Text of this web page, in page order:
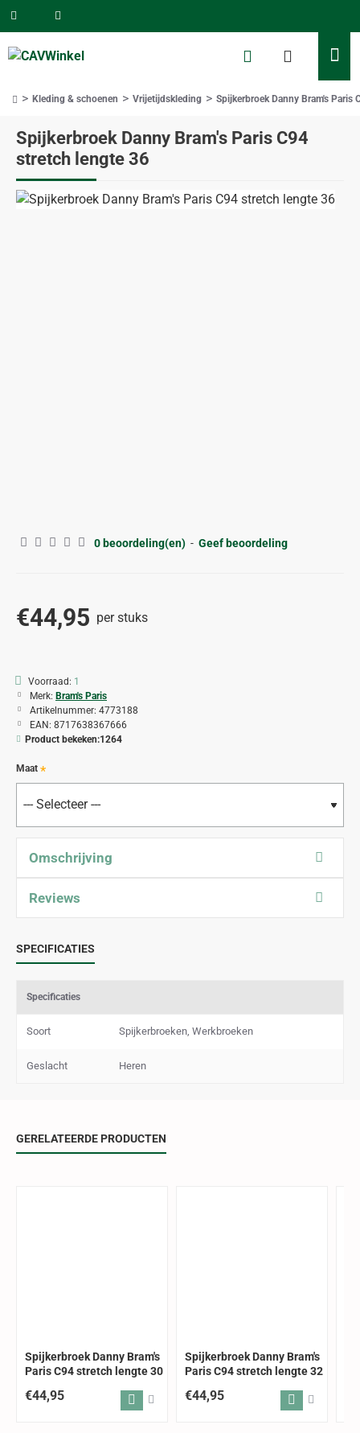
Spijkerbroek Danny Bram's Paris C94
stretch lengte 36
Kleding & schoenen Vrijetijdskleding Spijkerbroek Danny Bram's Paris
0 beoordeling(en) - Geef beoordeling
€44,95 per stuks
Voorraad: 1
Merk: Bram's Paris
Artikelnummer: 4773188
EAN: 8717638367666
Product bekeken:1264
Maat
Omschrijving
Reviews
SPECIFICATIES
Specificaties
Soort Spijkerbroeken, Werkbroeken
Geslacht Heren
GERELATEERDE PRODUCTEN
Spijkerbroek Danny Bram's
Paris C94 stretch lengte 30
€44,95
Spijkerbroek Danny Bram's
Paris C94 stretch lengte 32
€44,95